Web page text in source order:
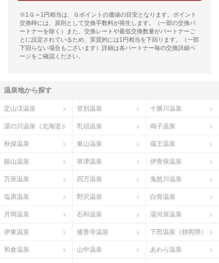
※1Ｇ＝1円相当は、Ｇポイントの価値の目安となります。ポイント
交換時には、原則として交換手数料が発生します。（一部の交換パ
ートナーを除く）また、交換レートや最低交換数量がパートナーご
とに設定されているため、実質的には1円相当を下回ります。（一部
下回らない場合もございます）詳細は各パートナー毎の交換詳細ペ
ージをご確認ください。
温泉地から探す
定山渓温泉 登別温泉 十勝川温泉
湯の川温泉（北海道） 乳頭温泉 鳴子温泉
秋保温泉 東山温泉 蔵王温泉
銀山温泉 草津温泉 伊香保温泉
万座温泉 四万温泉 鬼怒川温泉
塩原温泉 野沢温泉 白骨温泉
月岡温泉 石和温泉 湯河原温泉
伊東温泉 修善寺温泉 下田温泉（静岡県）
和倉温泉 山中温泉 あわら温泉